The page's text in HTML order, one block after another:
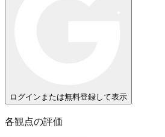
ログインまたは無料登録して表示
各観点の評価